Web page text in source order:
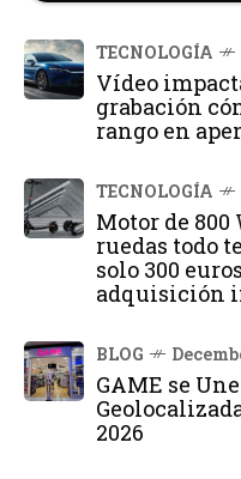
TECNOLOGÍA
Vídeo
grabación
rango en
TECNOLOGÍA
Motor de 800
ruedas todo
solo 300
adquisición
BLOG
GAME se
2026